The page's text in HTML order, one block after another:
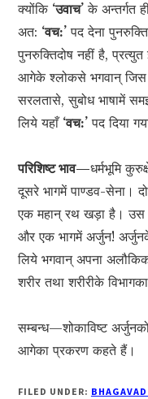
क्योंकि ‘उवाच’ के अन्तर्गत
अत: ‘वच:’ पद देना
पुनरुक्तिदोष नहीं है,
आगेके श्लोकसे भगवान्
सरलतासे, सुबोध भाषामें
लिये यहाँ ‘वच:’ पद दिया
परिशिष्ट भाव—धर्मभूमि
दूसरे भागमें पाण्डव-सेना।
एक महान् रथ खड़ा है। उस
और एक भागमें अर्जुन!
लिये भगवान् अपना
शरीर तथा शरीरीके
सम्बन्ध—शोकाविष्ट
आगेका प्रकरण कहते हैं।
FILED UNDER: